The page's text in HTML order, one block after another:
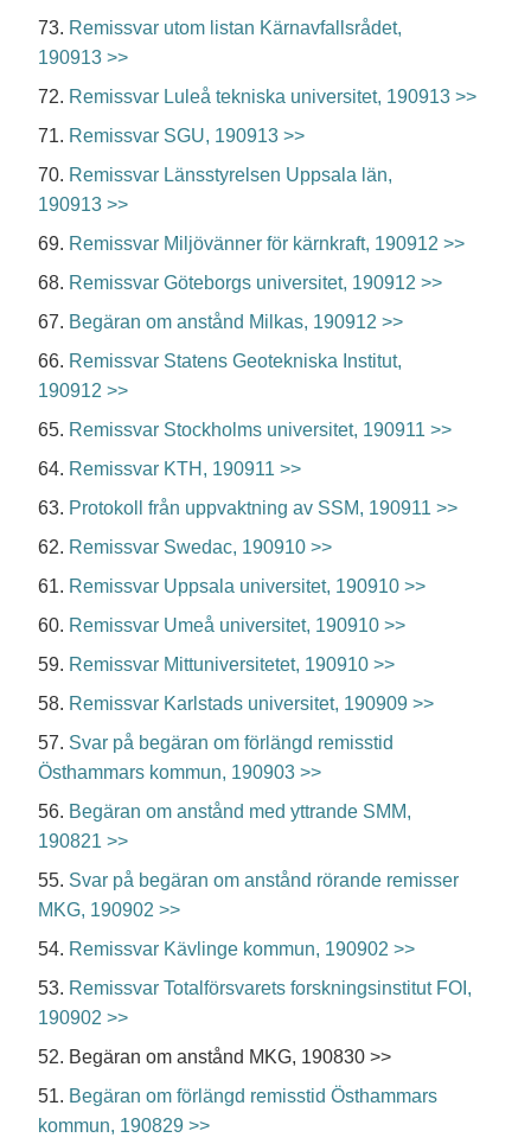
73. Remissvar utom listan Kärnavfallsrådet,
190913 >>
72. Remissvar Luleå tekniska universitet, 190913 >>
71. Remissvar SGU, 190913 >>
70. Remissvar Länsstyrelsen Uppsala län,
190913 >>
69. Remissvar Miljövänner för kärnkraft, 190912 >>
68. Remissvar Göteborgs universitet, 190912 >>
67. Begäran om anstånd Milkas, 190912 >>
66. Remissvar Statens Geotekniska Institut,
190912 >>
65. Remissvar Stockholms universitet, 190911 >>
64. Remissvar KTH, 190911 >>
63. Protokoll från uppvaktning av SSM, 190911 >>
62. Remissvar Swedac, 190910 >>
61. Remissvar Uppsala universitet, 190910 >>
60. Remissvar Umeå universitet, 190910 >>
59. Remissvar Mittuniversitetet, 190910 >>
58. Remissvar Karlstads universitet, 190909 >>
57. Svar på begäran om förlängd remisstid
Östhammars kommun, 190903 >>
56. Begäran om anstånd med yttrande SMM,
190821 >>
55. Svar på begäran om anstånd rörande remisser
MKG, 190902 >>
54. Remissvar Kävlinge kommun, 190902 >>
53. Remissvar Totalförsvarets forskningsinstitut FOI,
190902 >>
52. Begäran om anstånd MKG, 190830 >>
51. Begäran om förlängd remisstid Östhammars
kommun, 190829 >>